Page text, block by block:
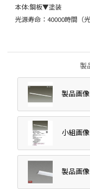
本体:鋼板▼塗装
光源寿命：40000時間（
製
製品画像
小組画像
製品画像